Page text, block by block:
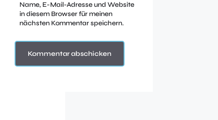
Name, E-Mail-Adresse und Website
in diesem Browser für meinen
nächsten Kommentar speichern.